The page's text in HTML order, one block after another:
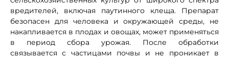
вредителей, включая паутинного клеща. Препарат
безопасен для человека и окружающей среды, не
накапливается в плодах и овощах, может применяться
в период сбора урожая. После обработки
связывается с частицами почвы и не проникает в